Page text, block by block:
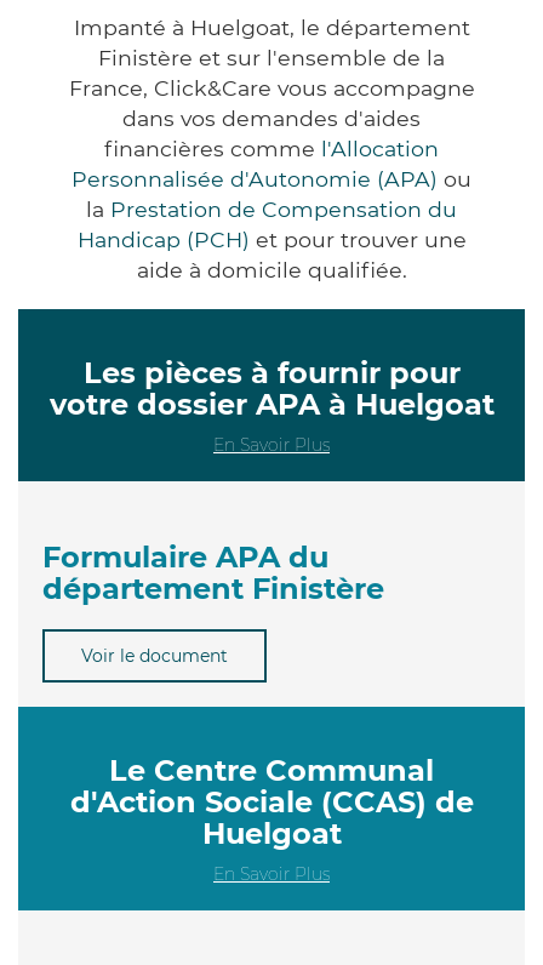
Impanté à Huelgoat, le département
Finistère et sur l'ensemble de la
France, Click&Care vous accompagne
dans vos demandes d'aides
financières comme l'Allocation
Personnalisée d'Autonomie (APA) ou
la Prestation de Compensation du
Handicap (PCH) et pour trouver une
aide à domicile qualifiée.
Les pièces à fournir pour
votre dossier APA à Huelgoat
En Savoir Plus
Formulaire APA du
département Finistère
Voir le document
Le Centre Communal
d'Action Sociale (CCAS) de
Huelgoat
En Savoir Plus